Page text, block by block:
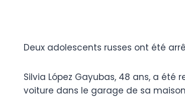
Deux adolescents russes ont été
Silvia López Gayubas, 48 ​​ans, a
voiture dans le garage de sa